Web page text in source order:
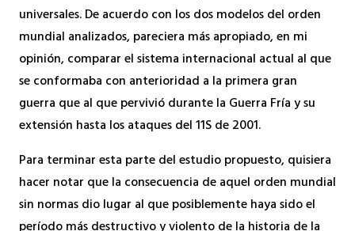
universales. De acuerdo con los dos modelos del orden
mundial analizados, pareciera más apropiado, en mi
opinión, comparar el sistema internacional actual al que
se conformaba con anterioridad a la primera gran
guerra que al que pervivió durante la Guerra Fría y su
extensión hasta los ataques del 11S de 2001.
Para terminar esta parte del estudio propuesto, quisiera
hacer notar que la consecuencia de aquel orden mundial
sin normas dio lugar al que posiblemente haya sido el